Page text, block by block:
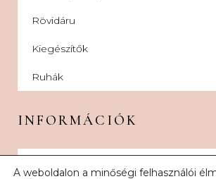
Rövidáru
Kiegészítők
Ruhák
INFORMÁCIÓK
A weboldalon a minőségi felhasználói